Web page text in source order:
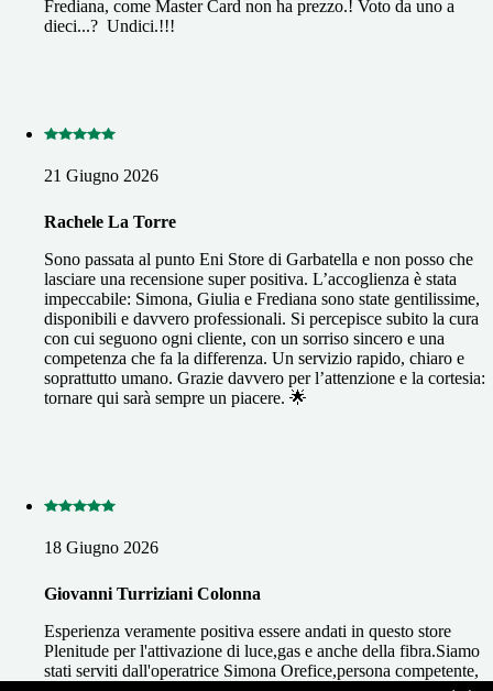
Frediana, come Master Card non ha prezzo.! Voto da uno a
dieci...? Undici.!!!
21 Giugno 2026
Rachele La Torre
Sono passata al punto Eni Store di Garbatella e non posso che
lasciare una recensione super positiva. L’accoglienza è stata
impeccabile: Simona, Giulia e Frediana sono state gentilissime,
disponibili e davvero professionali. Si percepisce subito la cura
con cui seguono ogni cliente, con un sorriso sincero e una
competenza che fa la differenza. Un servizio rapido, chiaro e
soprattutto umano. Grazie davvero per l’attenzione e la cortesia:
tornare qui sarà sempre un piacere. 🌟
18 Giugno 2026
Giovanni Turriziani Colonna
Esperienza veramente positiva essere andati in questo store
Plenitude per l'attivazione di luce,gas e anche della fibra.Siamo
stati serviti dall'operatrice Simona Orefice,persona competente,